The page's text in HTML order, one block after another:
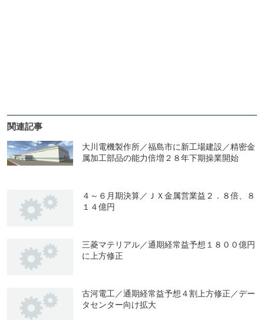
関連記事
大川電機製作所／福島市に新工場建設／精密金
属加工部品の能力倍増２８年下期操業開始
４～６月期決算／ＪＸ金属営業益２．８倍、８
１４億円
三菱マテリアル／通期経常益予想１８００億円
に上方修正
古河電工／通期経常益予想４割上方修正／デー
タセンター向け拡大